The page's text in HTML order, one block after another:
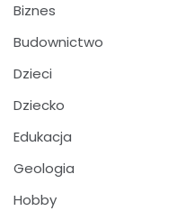
Biznes
Budownictwo
Dzieci
Dziecko
Edukacja
Geologia
Hobby